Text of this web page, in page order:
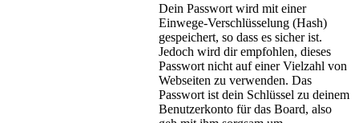
Dein Passwort wird mit einer
Einwege-Verschlüsselung (Hash)
gespeichert, so dass es sicher ist.
Jedoch wird dir empfohlen, dieses
Passwort nicht auf einer Vielzahl von
Webseiten zu verwenden. Das
Passwort ist dein Schlüssel zu deinem
Benutzerkonto für das Board, also